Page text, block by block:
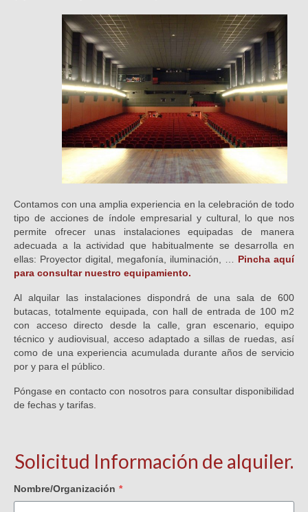
Contamos con una amplia experiencia en la celebración de todo
tipo de acciones de índole empresarial y cultural, lo que nos
permite ofrecer unas instalaciones equipadas de manera
adecuada a la actividad que habitualmente se desarrolla en
ellas: Proyector digital, megafonía, iluminación, … Pincha aquí
para consultar nuestro equipamiento.
Al alquilar las instalaciones dispondrá de una sala de 600
butacas, totalmente equipada, con hall de entrada de 100 m2
con acceso directo desde la calle, gran escenario, equipo
técnico y audiovisual, acceso adaptado a sillas de ruedas, así
como de una experiencia acumulada durante años de servicio
por y para el público.
Póngase en contacto con nosotros para consultar disponibilidad
de fechas y tarifas.
Solicitud Información de alquiler.
Nombre/Organización *